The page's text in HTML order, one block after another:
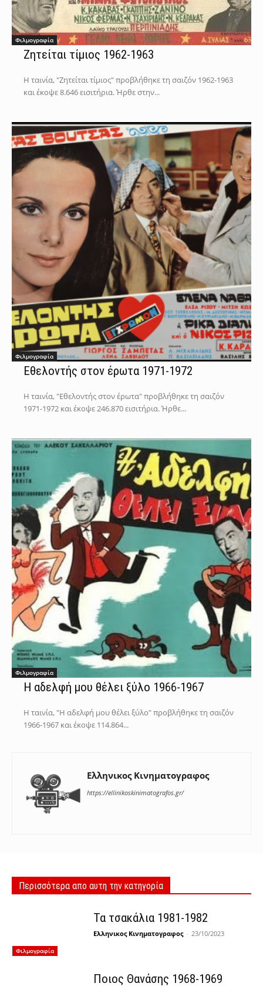
Φιλμογραφία
Ζητείται τίμιος 1962-1963
Η ταινία, "Ζητείται τίμιος" προβλήθηκε τη σαιζόν 1962-1963
και έκοψε 8.646 εισιτήρια. Ήρθε στην...
Φιλμογραφία
Εθελοντής στον έρωτα 1971-1972
Η ταινία, "Εθελοντής στον έρωτα" προβλήθηκε τη σαιζόν
1971-1972 και έκοψε 246.870 εισιτήρια. Ήρθε...
Φιλμογραφία
Η αδελφή μου θέλει ξύλο 1966-1967
Η ταινία, "Η αδελφή μου θέλει ξύλο" προβλήθηκε τη σαιζόν
1966-1967 και έκοψε 114.864...
Ελληνικος Κινηματογραφος
https://ellinikoskinimatografos.gr/
Περισσότερα απο αυτη την κατηγορία
Φιλμογραφία
Τα τσακάλια 1981-1982
Ελληνικος Κινηματογραφος - 23/10/2023
Ποιος Θανάσης 1968-1969